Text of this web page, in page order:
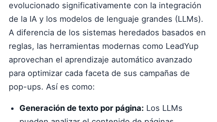
evolucionado significativamente con la integración
de la IA y los modelos de lenguaje grandes (LLMs).
A diferencia de los sistemas heredados basados en
reglas, las herramientas modernas como LeadYup
aprovechan el aprendizaje automático avanzado
para optimizar cada faceta de sus campañas de
pop-ups. Así es como:
Generación de texto por página: Los LLMs